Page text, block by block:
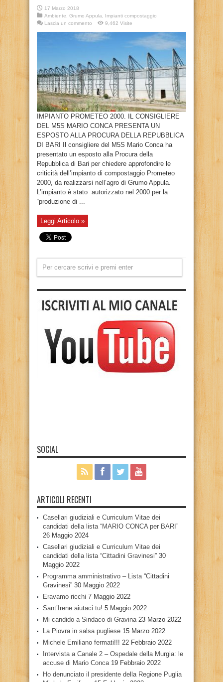
17 Marzo 2018
Ambiente
Grumo Appula
Impianti compostaggio
Lascia un commento
9,462 Visite
IMPIANTO PROMETEO 2000. IL CONSIGLIERE
DEL M5S MARIO CONCA PRESENTA UN
ESPOSTO ALLA PROCURA DELLA REPUBBLICA
DI BARI Il consigliere del M5S Mario Conca ha
presentato un esposto alla Procura della
Repubblica di Bari per chiedere approfondire le
criticità dell’impianto di compostaggio Prometeo
2000, da realizzarsi nell’agro di Grumo Appula.
L’impianto è stato autorizzato nel 2000 per la
“produzione di ...
Leggi Articolo »
SOCIAL
ARTICOLI RECENTI
Casellari giudiziali e Curriculum Vitae dei
candidati della lista “MARIO CONCA per BARI”
26 Maggio 2024
Casellari giudiziali e Curriculum Vitae dei
candidati della lista “Cittadini Gravinesi” 30
Maggio 2022
Programma amministrativo – Lista “Cittadini
Gravinesi” 30 Maggio 2022
Eravamo ricchi 7 Maggio 2022
Sant’Irene aiutaci tu! 5 Maggio 2022
Mi candido a Sindaco di Gravina 23 Marzo 2022
La Piovra in salsa pugliese 15 Marzo 2022
Michele Emiliano fermati!!! 22 Febbraio 2022
Intervista a Canale 2 – Ospedale della Murgia: le
accuse di Mario Conca 19 Febbraio 2022
Ho denunciato il presidente della Regione Puglia